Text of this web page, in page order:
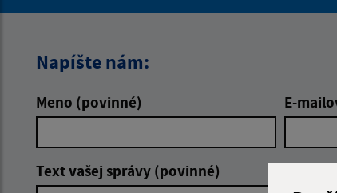
Napíšte nám:
Meno (povinné) E-
Text vašej správy (povinné)